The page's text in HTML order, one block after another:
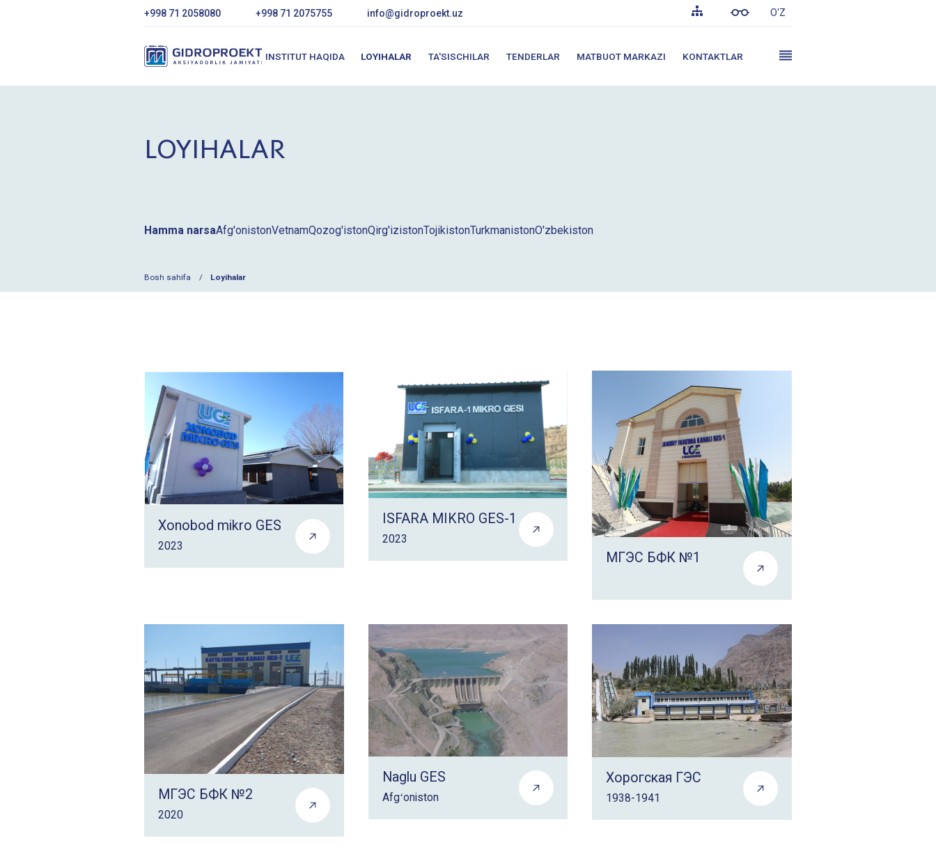
+998 71 2058080 +998 71 2075755 info@gidroproekt.uz O'Z
INSTITUT HAQIDA LOYIHALAR TA'SISCHILAR TENDERLAR MATBUOT MARKAZI KONTAKTLAR
LOYIHALAR
Hamma narsaAfg'onistonVetnamQozog'istonQirg'izistonTojikistonTurkmanistonO'zbekiston
Bosh sahifa Loyihalar
Xonobod mikro GES
2023
ISFARA MIKRO GES-1
2023
МГЭС БФК №1
МГЭС БФК №2
2020
Naglu GES
Afgʻoniston
Хорогская ГЭС
1938-1941